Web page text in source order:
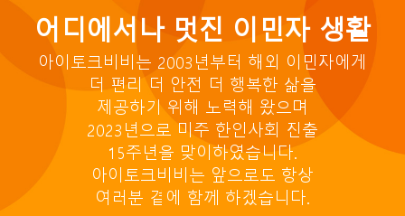
어디에서나 멋진 이민자 생활
아이토크비비는 2003년부터 해외 이민자에게
더 편리 더 안전 더 행복한 삶을
제공하기 위해 노력해 왔으며
2023년으로 미주 한인사회 진출
15주년을 맞이하였습니다.
아이토크비비는 앞으로도 항상
여러분 곁에 함께 하겠습니다.